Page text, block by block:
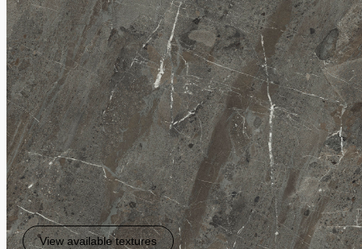
View available textures